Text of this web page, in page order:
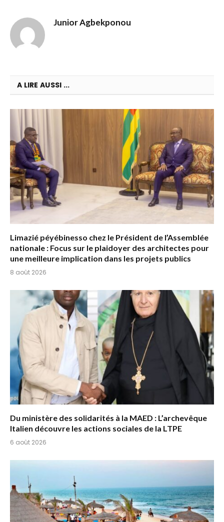
Junior Agbekponou
A LIRE AUSSI ...
Limazié péyébinesso chez le Président de l’Assemblée
nationale : Focus sur le plaidoyer des architectes pour
une meilleure implication dans les projets publics
8 août 2026
Du ministère des solidarités à la MAED : L’archevêque
Italien découvre les actions sociales de la LTPE
6 août 2026